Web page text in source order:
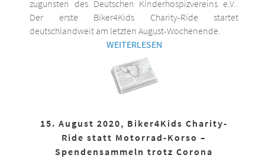
zugunsten des Deutschen Kinderhospizvereins e.V..
Der erste Biker4Kids Charity-Ride startet
deutschlandweit am letzten August-Wochenende.
WEITERLESEN
15. August 2020, Biker4Kids Charity-
Ride statt Motorrad-Korso –
Spendensammeln trotz Corona